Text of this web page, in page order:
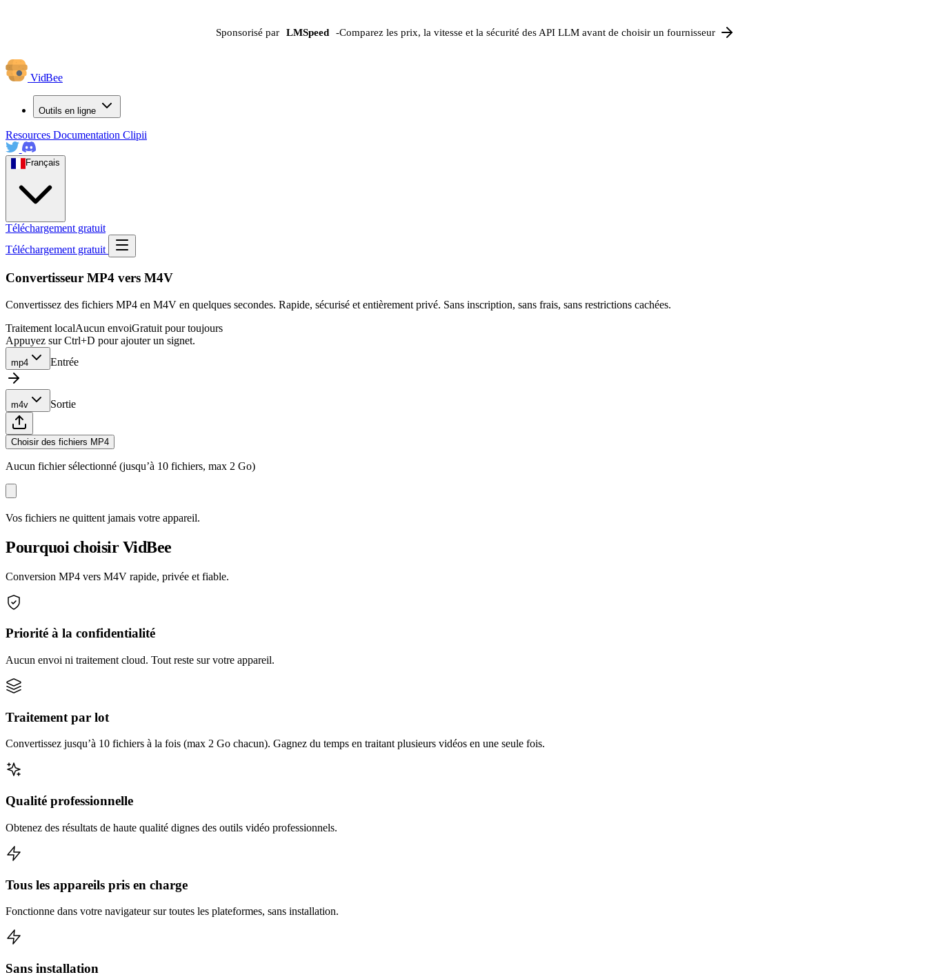
Sponsorisé par LMSpeed -Comparez les prix, la vitesse et la sécurité des API LLM avant de choisir un fournisseur
VidBee
Outils en ligne
Resources Documentation Clipii
Français
Téléchargement gratuit
Téléchargement gratuit
Convertisseur MP4 vers M4V
Convertissez des fichiers MP4 en M4V en quelques secondes. Rapide, sécurisé et entièrement privé. Sans inscription, sans frais, sans restrictions cachées.
Traitement localAucun envoiGratuit pour toujours
Appuyez sur Ctrl+D pour ajouter un signet.
mp4 Entrée
m4v Sortie
Choisir des fichiers MP4
Aucun fichier sélectionné (jusqu’à 10 fichiers, max 2 Go)
Vos fichiers ne quittent jamais votre appareil.
Pourquoi choisir VidBee
Conversion MP4 vers M4V rapide, privée et fiable.
Priorité à la confidentialité
Aucun envoi ni traitement cloud. Tout reste sur votre appareil.
Traitement par lot
Convertissez jusqu’à 10 fichiers à la fois (max 2 Go chacun). Gagnez du temps en traitant plusieurs vidéos en une seule fois.
Qualité professionnelle
Obtenez des résultats de haute qualité dignes des outils vidéo professionnels.
Tous les appareils pris en charge
Fonctionne dans votre navigateur sur toutes les plateformes, sans installation.
Sans installation